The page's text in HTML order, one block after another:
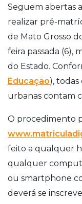
Seguem abertas
realizar pré-
de Mato Grosso
feira passada (6),
do Estado.
Educação), todas
urbanas contam
O procedimento
feito a qualquer
qualquer
ou smartphone
deverá se